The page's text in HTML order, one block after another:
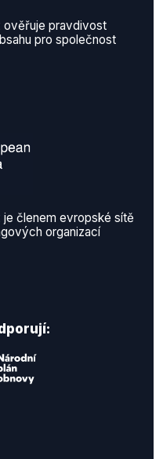
ověřuje pravdivost
pro společnost
je členem evropské sítě
organizací